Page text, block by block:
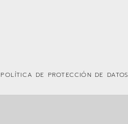
POLÍTICA DE PROTECCIÓN DE DATOS